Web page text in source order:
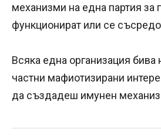
механизми на една партия за
функционират или се
Всяка една организация
частни мафиотизирани
да създадеш имунен